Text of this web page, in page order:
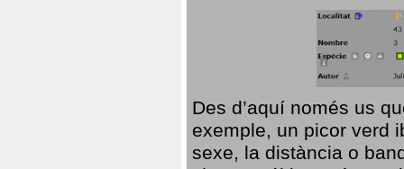
Des d’aquí només us
exemple, un picor verd
sexe, la distància o